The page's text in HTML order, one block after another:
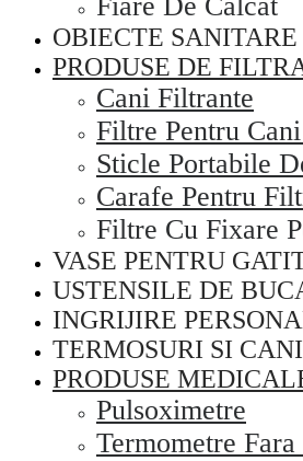
Fiare De Calcat
OBIECTE SANITARE
PRODUSE DE
Cani Filtrante
Filtre Pentru
Sticle Portabile
Carafe Pentru
Filtre Cu Fixare
VASE PENTRU
USTENSILE DE
INGRIJIRE
TERMOSURI SI
PRODUSE
Pulsoximetre
Termometre